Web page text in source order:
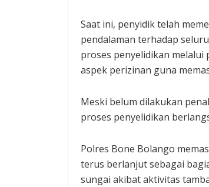
Saat ini, penyidik telah
pendalaman terhadap
proses penyelidikan
aspek perizinan guna
Meski belum dilakukan
proses penyelidikan
Polres Bone Bolango
terus berlanjut sebagai
sungai akibat aktivitas